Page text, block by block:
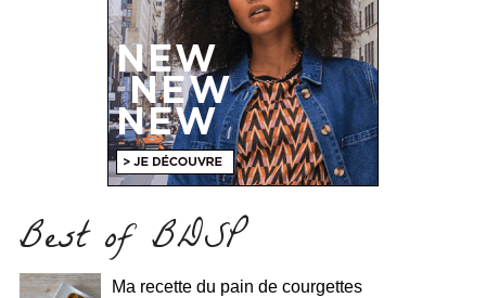
Best of BDSP
Ma recette du pain de courgettes